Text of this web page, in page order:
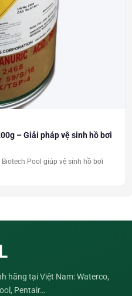
– Giải pháp vệ sinh hồ bơi
Pool giúp vệ sinh hồ bơi
hãng tại Việt Nam: Waterco,
Pentair…